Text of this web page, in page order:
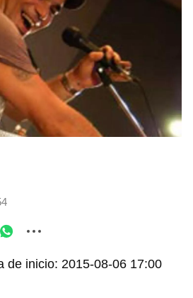
de inicio: 2015-08-06 17:00